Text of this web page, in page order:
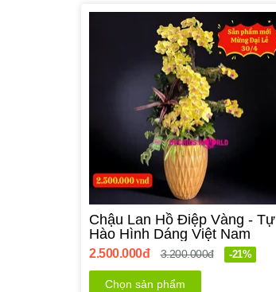
Chậu Lan Hồ Điệp Vàng - Tự
Hào Hình Dáng Việt Nam
2.500.000đ 3.200.000đ -21%
Chọn sản phẩm